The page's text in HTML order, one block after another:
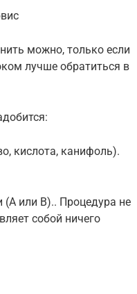
можно, только если
лучше обратиться в
кислота, канифоль).
или B).. Процедура не
собой ничего